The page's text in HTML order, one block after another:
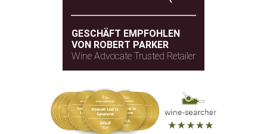
GESCHÄFT EMPFOHLEN
VON ROBERT PARKER
Wine Advocate Trusted Retailer